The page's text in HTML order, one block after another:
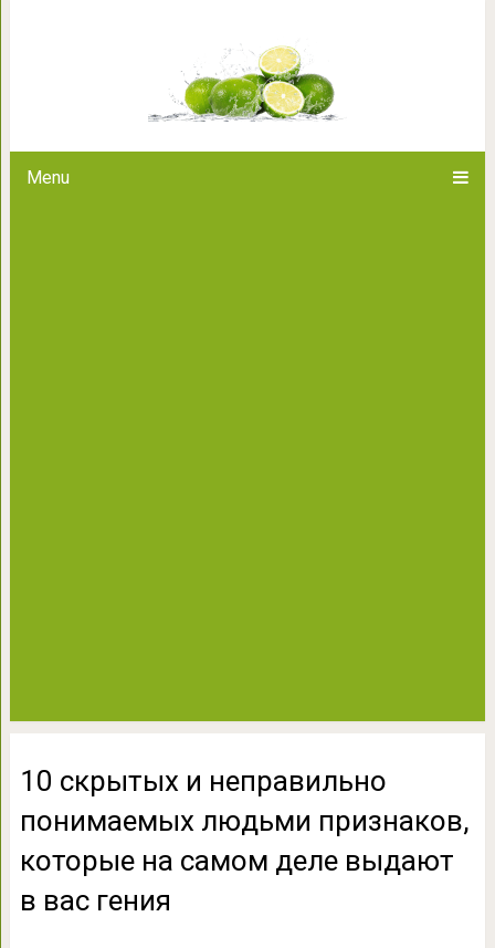
Menu
которые на самом
10 скрытых и неправильно
понимаемых людьми признаков,
которые на самом деле выдают
в вас гения